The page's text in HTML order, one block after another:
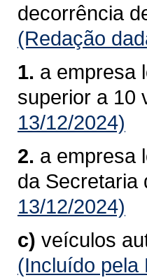
decorrência
(Redação
1. a empresa
superior a 10
13/12/2024)
2. a empresa
da Secretaria
13/12/2024)
c) veículos
(Incluído pela